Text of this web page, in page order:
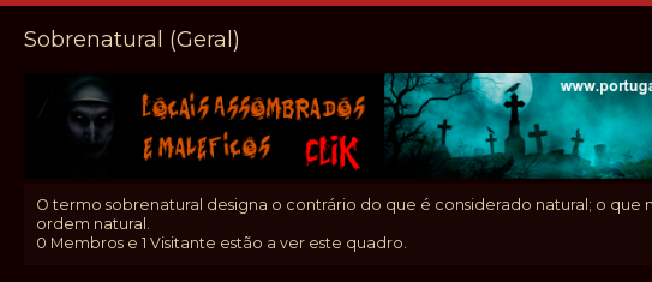
Sobrenatural (Geral)
O termo sobrenatural designa o contrário do que é considerado natural; o
ordem natural.
0 Membros e 1 Visitante estão a ver este quadro.